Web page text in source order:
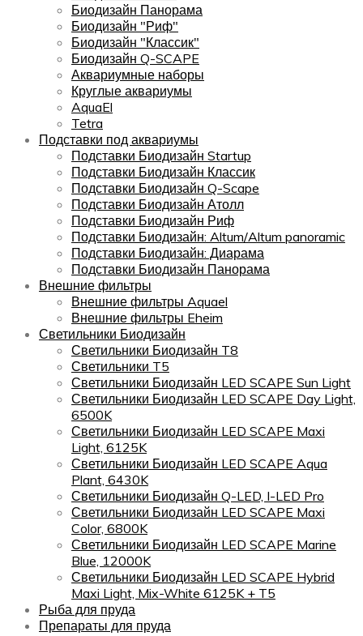
Биодизайн Панорама
Биодизайн "Риф"
Биодизайн "Классик"
Биодизайн Q-SCAPE
Аквариумные наборы
Круглые аквариумы
AquaEl
Tetra
Подставки под аквариумы
Подставки Биодизайн Startup
Подставки Биодизайн Классик
Подставки Биодизайн Q-Scape
Подставки Биодизайн Атолл
Подставки Биодизайн Риф
Подставки Биодизайн: Altum/Altum panoramic
Подставки Биодизайн: Диарама
Подставки Биодизайн Панорама
Внешние фильтры
Внешние фильтры Aquael
Внешние фильтры Eheim
Светильники Биодизайн
Светильники Биодизайн T8
Светильники T5
Светильники Биодизайн LED SCAPE Sun Light
Светильники Биодизайн LED SCAPE Day Light,
6500K
Светильники Биодизайн LED SCAPE Maxi
Light, 6125K
Светильники Биодизайн LED SCAPE Aqua
Plant, 6430K
Светильники Биодизайн Q-LED, I-LED Pro
Светильники Биодизайн LED SCAPE Maxi
Color, 6800K
Светильники Биодизайн LED SCAPE Marine
Blue, 12000K
Светильники Биодизайн LED SCAPE Hybrid
Maxi Light, Mix-White 6125K + T5
Рыба для пруда
Препараты для пруда